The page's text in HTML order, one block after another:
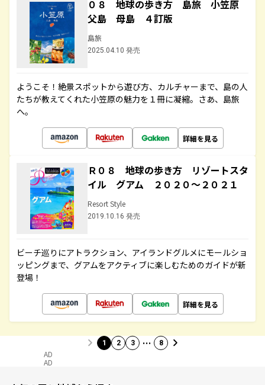
０８ 地球の歩き方 島旅 小笠原
父島 母島 ４訂版
島旅
2025.04.10 発売
ようこそ！絶景スポットから遊び方、カルチャーまで、島の人
たちが教えてくれた小笠原の魅力を１冊に凝縮。さあ、島旅
へ。
詳細を見る
Ｒ０８ 地球の歩き方 リゾートスタ
イル グアム ２０２０～２０２１
Resort Style
2019.10.16 発売
ビーチ巡りにアトラクション、アイランドグルメにモールショ
ッピングまで、グアムをアクティブに楽しむためのガイドが新
登場！
詳細を見る
1 2 3 … 8
AD
AD